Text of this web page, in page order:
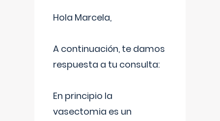
Hola Marcela,
A continuación, te damos
respuesta a tu consulta:
En principio la
vasectomia es un